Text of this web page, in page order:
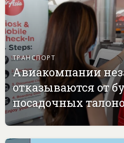
ТРАНСПОРТ
Авиакомпании
отказываются от
посадочных